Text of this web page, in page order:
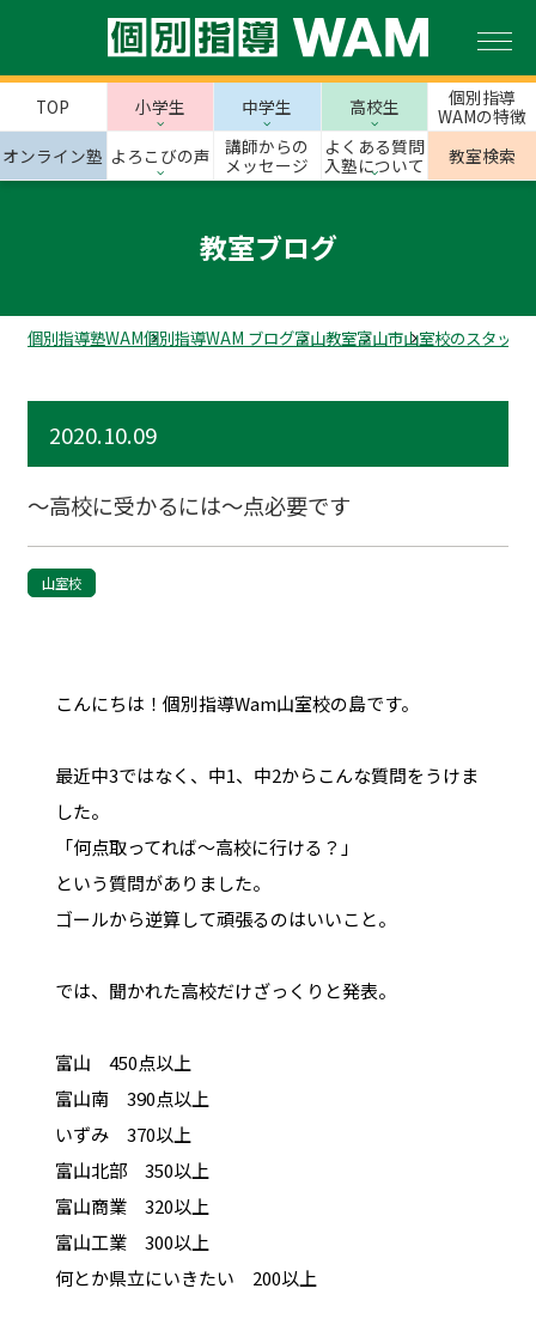
TOP 小学生 中学生 高校生
個別指導
WAMの特徴
オンライン塾 よろこびの声
講師からの
メッセージ
よくある質問
入塾について
教室検索
教室ブログ
個別指導塾WAM個別指導WAM ブログ富山教室富山市山室校のスタッフ
2020.10.09
～高校に受かるには～点必要です
山室校
こんにちは！個別指導Wam山室校の島です。
最近中3ではなく、中1、中2からこんな質問をうけま
した。
「何点取ってれば～高校に行ける？」
という質問がありました。
ゴールから逆算して頑張るのはいいこと。
では、聞かれた高校だけざっくりと発表。
富山 450点以上
富山南 390点以上
いずみ 370以上
富山北部 350以上
富山商業 320以上
富山工業 300以上
何とか県立にいきたい 200以上